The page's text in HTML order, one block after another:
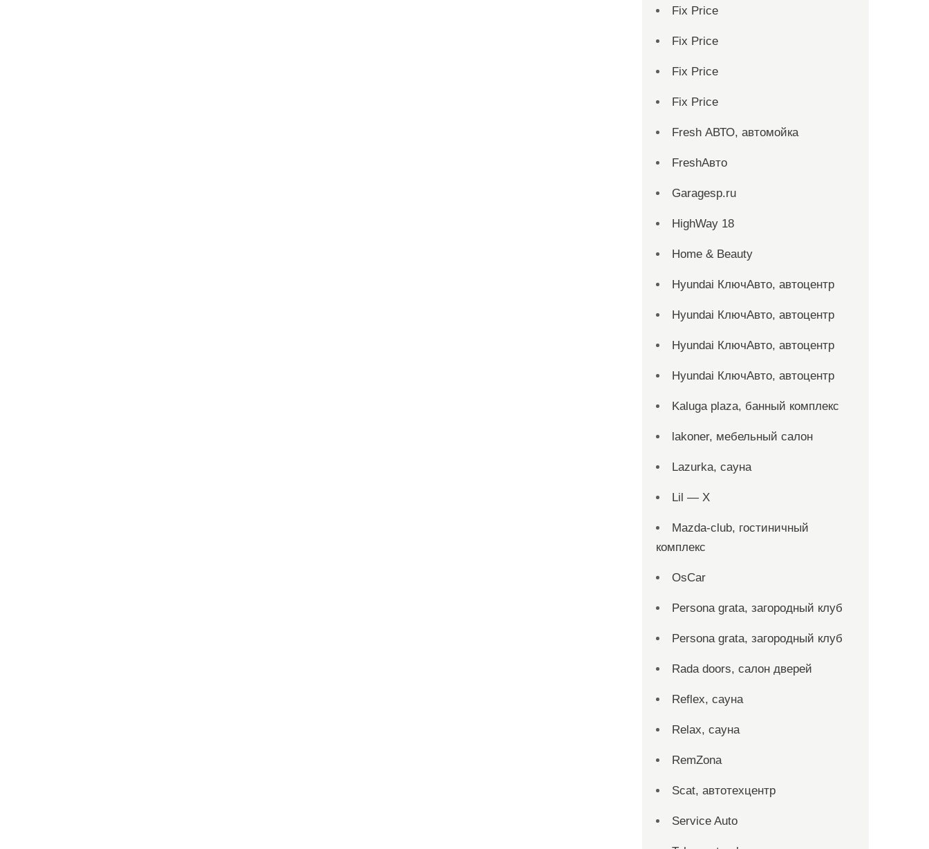
Fix Price
Fix Price
Fix Price
Fix Price
Fresh АВТО, автомойка
FreshАвто
Garagesp.ru
HighWay 18
Home & Beauty
Hyundai КлючАвто, автоцентр
Hyundai КлючАвто, автоцентр
Hyundai КлючАвто, автоцентр
Hyundai КлючАвто, автоцентр
Kaluga plaza, банный комплекс
lakoner, мебельный салон
Lazurka, сауна
Lil — X
Mazda-club, гостиничный
комплекс
OsCar
Persona grata, загородный клуб
Persona grata, загородный клуб
Rada doors, салон дверей
Reflex, сауна
Relax, сауна
RemZona
Scat, автотехцентр
Service Auto